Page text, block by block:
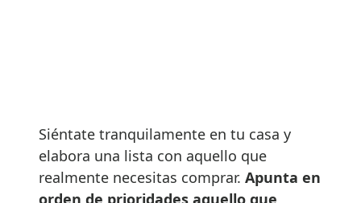
Siéntate tranquilamente en tu casa y
elabora una lista con aquello que
realmente necesitas comprar. Apunta en
orden de prioridades aquello que